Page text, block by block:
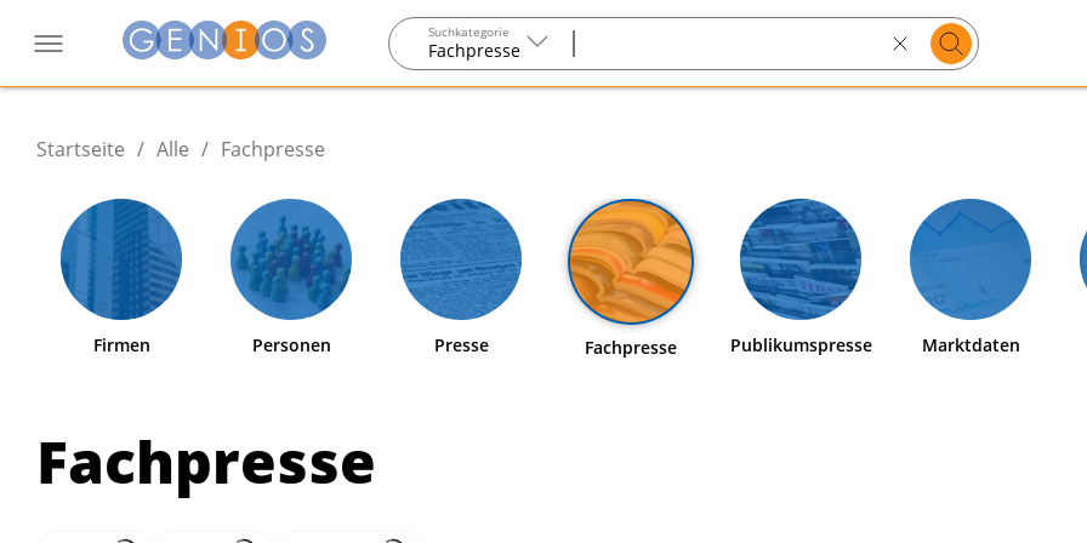
Suchkategorie
Fachpresse
text
Suchen
Startseite / Alle / Fachpresse
Firmen Personen Presse Fachpresse Publikumspresse Marktdaten
Fachpresse